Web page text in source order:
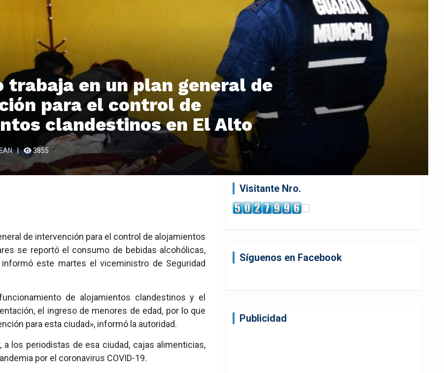
trabaja en un plan general de
para el control de
clandestinos en El Alto
3855
de intervención para el control de alojamientos
se reportó el consumo de bebidas alcohólicas,
este martes el viceministro de Seguridad
de alojamientos clandestinos y el
el ingreso de menores de edad, por lo que
para esta ciudad», informó la autoridad.
los periodistas de esa ciudad, cajas alimenticias,
por el coronavirus COVID-19.
Visitante Nro.
Síguenos en Facebook
Publicidad